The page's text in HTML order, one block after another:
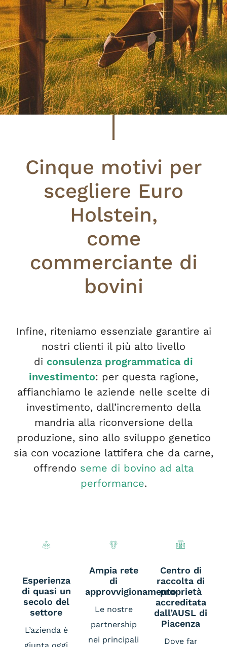
Cinque motivi per
scegliere Euro
Holstein,
come
commerciante di
bovini
Infine, riteniamo essenziale garantire ai
nostri clienti il più alto livello
di consulenza programmaticadi
investimento: per questa ragione,
affianchiamo le aziende nelle scelte di
investimento, dall’incremento della
mandria alla riconversione della
produzione, sino allo sviluppo genetico
sia con vocazione lattifera che da carne,
offrendo seme di bovino ad alta
performance.
Esperienza
di quasi un
secolo del
settore
L’azienda è
Ampia rete
di
approvvigionamento
Le nostre
partnership
nei principali
Centro di
raccolta di
proprietà
accreditata
dall’AUSL di
Piacenza
Dove far